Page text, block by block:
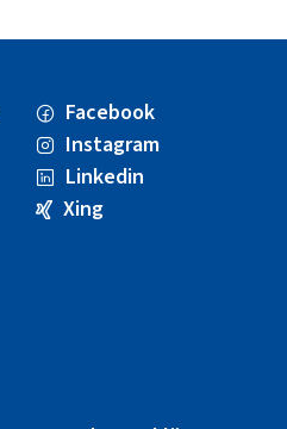
Facebook
Instagram
Linkedin
Xing